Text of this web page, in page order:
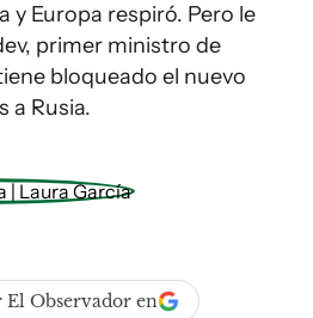
y Europa respiró. Pero le
primer ministro de
bloqueado el nuevo
a Rusia.
El Observador en